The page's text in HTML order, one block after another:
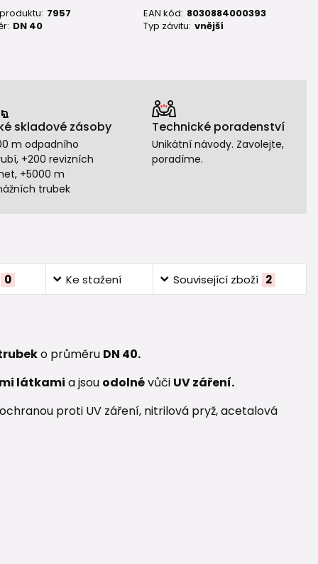
7957 EAN kód: 8030884000393
DN 40 Typ závitu: vnější
skladové zásoby
m odpadního
+200 revizních
+5000 m
trubek
Technické poradenství
Unikátní návody. Zavolejte,
poradíme.
0 Ke stažení Související zboží 2
o průměru DN 40.
látkami a jsou odolnévůči UV záření.
proti UV záření, nitrilová pryž, acetalová